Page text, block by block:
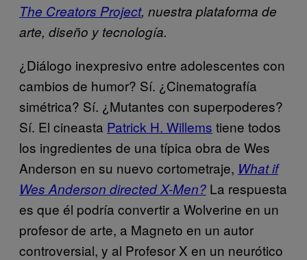
The Creators Project, nuestra plataforma de
arte, diseño y tecnología.
¿Diálogo inexpresivo entre adolescentes con
cambios de humor? Sí. ¿Cinematografía
simétrica? Sí. ¿Mutantes con superpoderes?
Sí. El cineasta Patrick H. Willems tiene todos
los ingredientes de una típica obra de Wes
Anderson en su nuevo cortometraje, What if
Wes Anderson directed X-Men? La respuesta
es que él podría convertir a Wolverine en un
profesor de arte, a Magneto en un autor
controversial, y al Profesor X en un neurótico